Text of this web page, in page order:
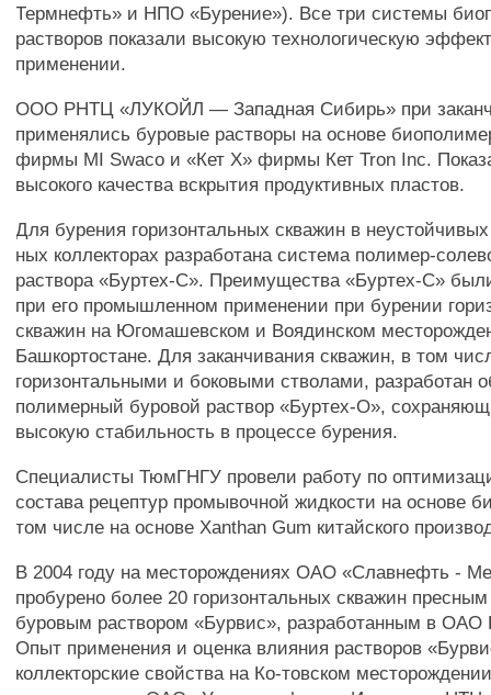
Термнефть» и НПО «Бурение»). Все три системы
растворов показали высокую технологическую
применении.
ООО РНТЦ «ЛУКОЙЛ — Западная Сибирь» при
применялись буровые растворы на основе
фирмы MI Swaco и «Кет X» фирмы Кет Tron Inc.
высокого качества вскрытия продуктивных пластов.
Для бурения горизонтальных скважин в
ных коллекторах разработана система полимер-
раствора «Буртех-С». Преимущества «Буртех-С»
при его промышленном применении при бурении
скважин на Югомашевском и Воядинском
Башкортостане. Для заканчивания скважин, в том
горизонтальными и боковыми стволами, разработан
полимерный буровой раствор «Буртех-О»,
высокую стабильность в процессе бурения.
Специалисты ТюмГНГУ провели работу по
состава рецептур промывочной жидкости на основе
том числе на основе Xanthan Gum китайского
В 2004 году на месторождениях ОАО «Славнефть -
пробурено более 20 горизонтальных скважин
буровым раствором «Бурвис», разработанным в
Опыт применения и оценка влияния растворов
коллекторские свойства на Ко-товском